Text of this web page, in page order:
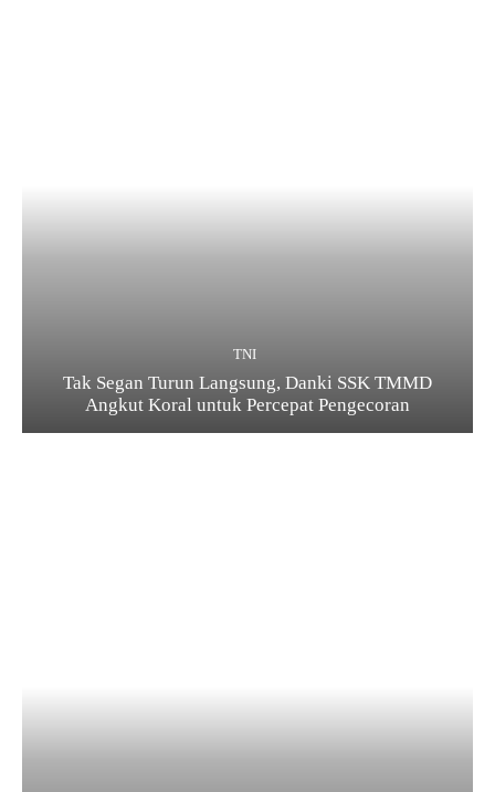
TNI
Tak Segan Turun Langsung, Danki SSK TMMD
Angkut Koral untuk Percepat Pengecoran